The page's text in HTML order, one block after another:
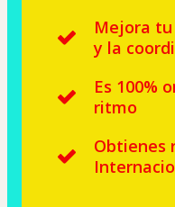
Mejora
y la
Es 100%
ritmo
Obtienes